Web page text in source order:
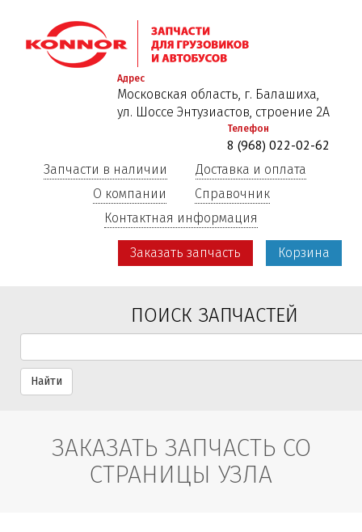
к
основному
Адрес
Московская область, г. Балашиха,
ул. Шоссе Энтузиастов, строение 2А
Телефон
8 (968) 022-02-62
Запчасти в наличии
Доставка и оплата
О компании
Справочник
Контактная информация
Заказать запчасть Корзина
ПОИСК ЗАПЧАСТЕЙ
Найти
ЗАКАЗАТЬ ЗАПЧАСТЬ СО
СТРАНИЦЫ УЗЛА